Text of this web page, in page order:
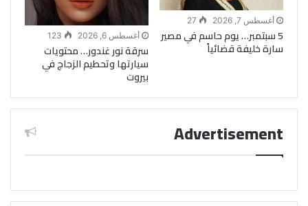
أغسطس 7, 2026 27
5 سبتمبر… يوم حاسم في مصير
سارة خليفة قضائياً
أغسطس 6, 2026 123
سرقة نور غندور… محتويات
سيارتها وتحطيم الزجاج في
بيروت
Advertisement